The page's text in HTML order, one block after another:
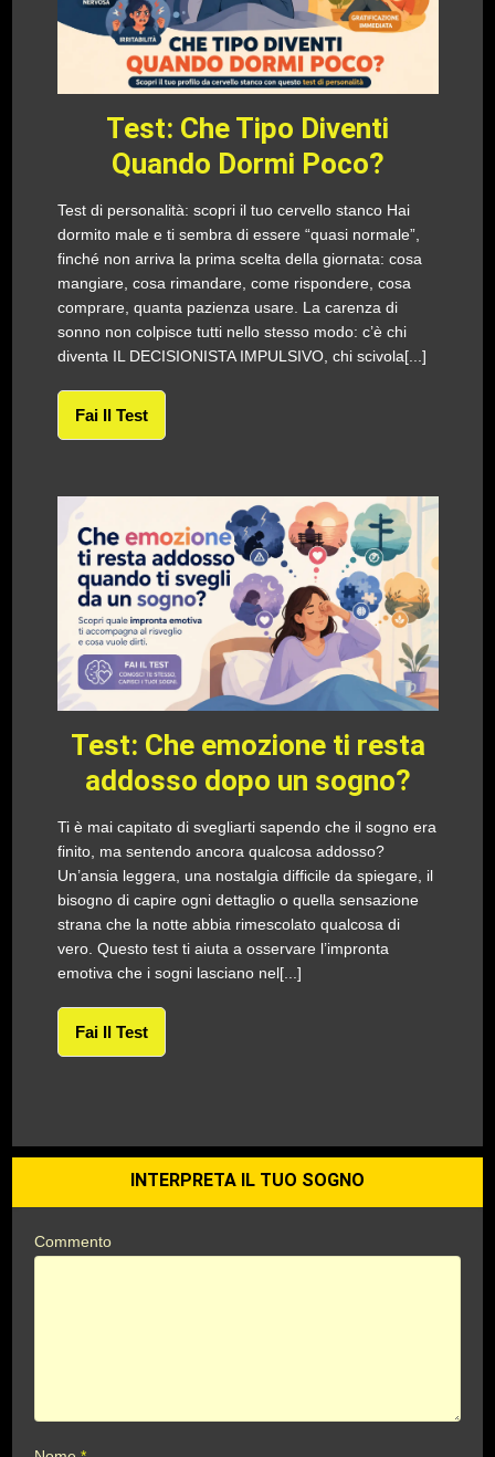
Test: Che Tipo Diventi
Quando Dormi Poco?
Test di personalità: scopri il tuo cervello stanco Hai
dormito male e ti sembra di essere “quasi normale”,
finché non arriva la prima scelta della giornata: cosa
mangiare, cosa rimandare, come rispondere, cosa
comprare, quanta pazienza usare. La carenza di
sonno non colpisce tutti nello stesso modo: c’è chi
diventa IL DECISIONISTA IMPULSIVO, chi scivola[...]
Fai Il Test
Test: Che emozione ti resta
addosso dopo un sogno?
Ti è mai capitato di svegliarti sapendo che il sogno era
finito, ma sentendo ancora qualcosa addosso?
Un’ansia leggera, una nostalgia difficile da spiegare, il
bisogno di capire ogni dettaglio o quella sensazione
strana che la notte abbia rimescolato qualcosa di
vero. Questo test ti aiuta a osservare l’impronta
emotiva che i sogni lasciano nel[...]
Fai Il Test
INTERPRETA IL TUO SOGNO
Commento